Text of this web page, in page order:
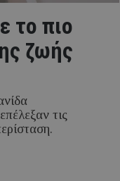
το πιο
ζωής
τις